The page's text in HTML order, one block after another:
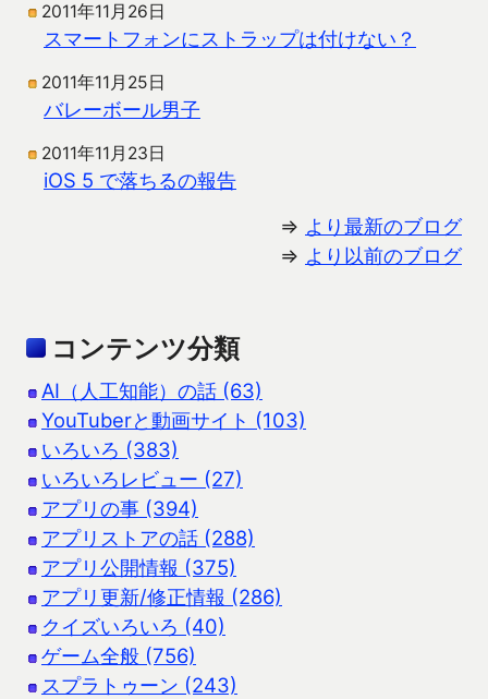
2011年11月26日
スマートフォンにストラップは付けない？
2011年11月25日
バレーボール男子
2011年11月23日
iOS 5 で落ちるの報告
⇒ より最新のブログ
⇒ より以前のブログ
コンテンツ分類
AI（人工知能）の話 (63)
YouTuberと動画サイト (103)
いろいろ (383)
いろいろレビュー (27)
アプリの事 (394)
アプリストアの話 (288)
アプリ公開情報 (375)
アプリ更新/修正情報 (286)
クイズいろいろ (40)
ゲーム全般 (756)
スプラトゥーン (243)